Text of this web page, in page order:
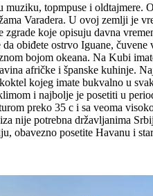
topmpuse i
Varadera. U ovoj zemlji je
koje opisuju davna
obiđete ostrvo Iguane,
bojom okeana. Na Kubi
afričke i španske
kojeg imate bukvalno u
i najbolje je posetiti u
preko 35 c i sa veoma
nije potrebna državljanima
posetite Havanu i